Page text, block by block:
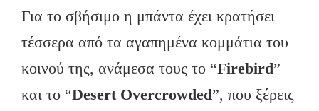
Για το σβήσιμο η μπάντα έχει κρατήσει
τέσσερα από τα αγαπημένα κομμάτια του
κοινού της, ανάμεσα τους το “Firebird”
και το “Desert Overcrowded”, που ξέρεις